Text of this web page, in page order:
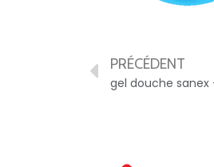
PRÉCÉDENT
gel douche sanex